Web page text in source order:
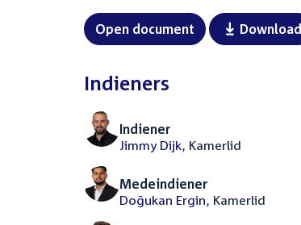
Open document Download
Indieners
Indiener
Jimmy Dijk, Kamerlid
Medeindiener
Doğukan Ergin, Kamerlid